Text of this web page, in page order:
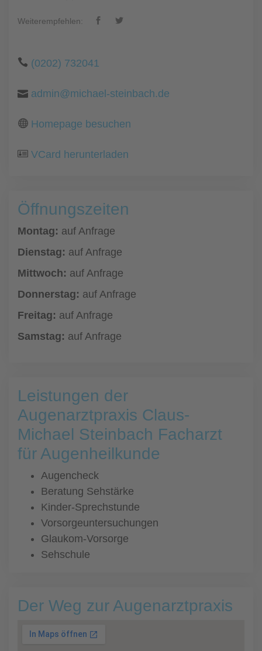
Weiterempfehlen:
(0202) 732041
admin@michael-steinbach.de
Homepage besuchen
VCard herunterladen
Öffnungszeiten
Montag: auf Anfrage
Dienstag: auf Anfrage
Mittwoch: auf Anfrage
Donnerstag: auf Anfrage
Freitag: auf Anfrage
Samstag: auf Anfrage
Leistungen der
Augenarztpraxis Claus-
Michael Steinbach Facharzt
für Augenheilkunde
Augencheck
Beratung Sehstärke
Kinder-Sprechstunde
Vorsorgeuntersuchungen
Glaukom-Vorsorge
Sehschule
Der Weg zur Augenarztpraxis